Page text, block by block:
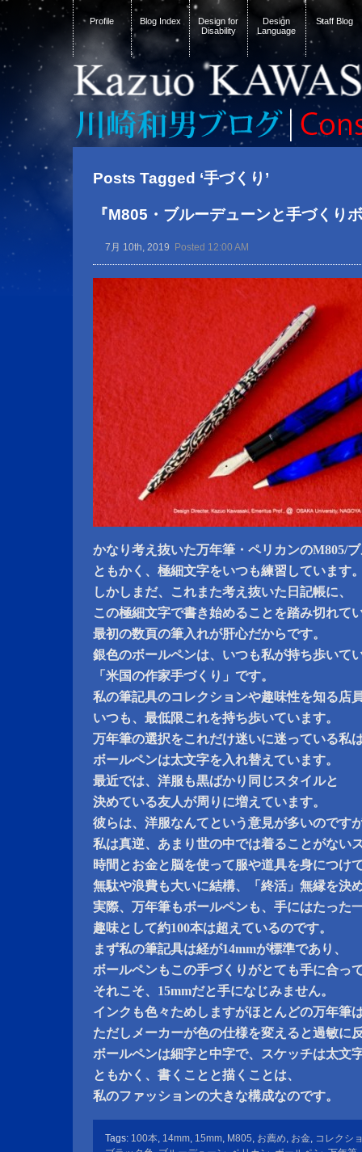
Profile Blog Index
Design for
Disability
Design
Language
Staff Blog
Posts Tagged ‘手づくり’
『M805・ブルーデューンと手づくり
7月 10th, 2019 Posted 12:00 AM
かなり考え抜いた万年筆・ペリカンのM805/
ともかく、極細文字をいつも練習しています
しかしまだ、これまた考え抜いた日記帳に、
この極細文字で書き始めることを踏み切れて
最初の数頁の筆入れが肝心だからです。
銀色のボールペンは、いつも私が持ち歩いて
「米国の作家手づくり」です。
私の筆記具のコレクションや趣味性を知る店
いつも、最低限これを持ち歩いています。
万年筆の選択をこれだけ迷いに迷っている私
ボールペンは太文字を入れ替えています。
最近では、洋服も黒ばかり同じスタイルと
決めている友人が周りに増えています。
彼らは、洋服なんてという意見が多いのです
私は真逆、あまり世の中では着ることがない
時間とお金と脳を使って服や道具を身につけ
無駄や浪費も大いに結構、「終活」無縁を決
実際、万年筆もボールペンも、手にはたった
趣味として約100本は超えているのです。
まず私の筆記具は経が14mmが標準であり、
ボールペンもこの手づくりがとても手に合っ
それこそ、15mmだと手になじみません。
インクも色々ためしますがほとんどの万年筆
ただしメーカーが色の仕様を変えると過敏に
ボールペンは細字と中字で、スケッチは太文
ともかく、書くことと描くことは、
私のファッションの大きな構成なのです。
Tags: 100本, 14mm, 15mm, M805, お薦め, お金, コレクシ